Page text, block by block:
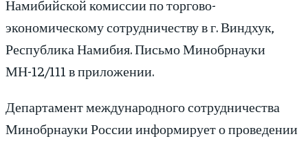
Намибийской комиссии по торгово-
экономическому сотрудничеству в г. Виндхук,
Республика Намибия. Письмо Минобрнауки
МН-12/111 в приложении.
Департамент международного сотрудничества
Минобрнауки России информирует о проведении